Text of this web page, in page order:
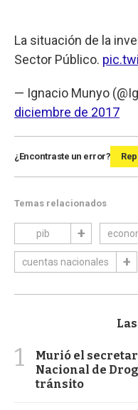
La situación de la
Sector Público.
— Ignacio Munyo
diciembre de 2017
¿Encontraste un error?
Temas relacionados
pib
cuentas nacionales
1
Murió el
Nacional de
tránsito